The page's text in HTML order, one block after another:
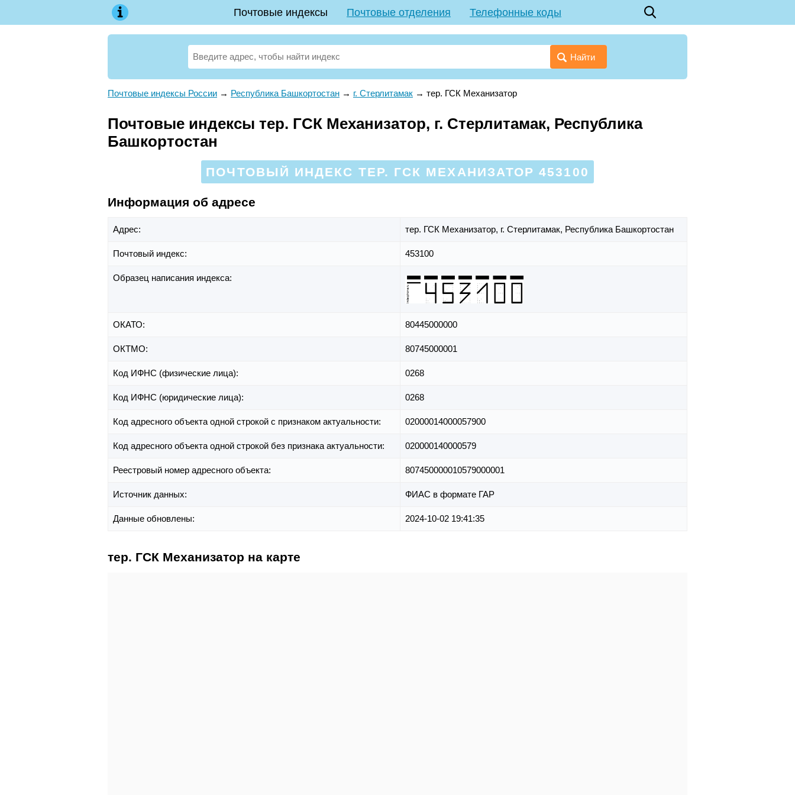
Почтовые индексы Почтовые отделения Телефонные коды
Найти
Почтовые индексы России → Республика Башкортостан → г. Стерлитамак → тер. ГСК Механизатор
Почтовые индексы тер. ГСК Механизатор, г. Стерлитамак, Республика
Башкортостан
ПОЧТОВЫЙ ИНДЕКС ТЕР. ГСК МЕХАНИЗАТОР 453100
Информация об адресе
Адрес: тер. ГСК Механизатор, г. Стерлитамак, Республика Башкортостан
Почтовый индекс: 453100
Образец написания индекса:
ОКАТО: 80445000000
ОКТМО: 80745000001
Код ИФНС (физические лица): 0268
Код ИФНС (юридические лица): 0268
Код адресного объекта одной строкой с признаком актуальности: 02000014000057900
Код адресного объекта одной строкой без признака актуальности: 020000140000579
Реестровый номер адресного объекта: 807450000010579000001
Источник данных: ФИАС в формате ГАР
Данные обновлены: 2024-10-02 19:41:35
тер. ГСК Механизатор на карте